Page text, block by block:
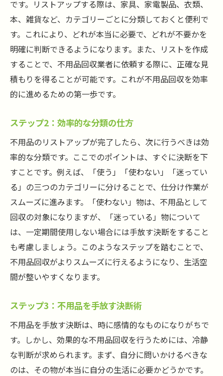
です。リストアップする際は、家具、家電製品、衣類、
本、雑貨など、カテゴリーごとに分類しておくと便利で
す。これにより、どれが本当に必要で、どれが不要かを
明確に判断できるようになります。また、リストを作成
することで、不用品回収業者に依頼する際に、正確な見
積もりを得ることが可能です。これが不用品回収を効率
的に進めるための第一歩です。
ステップ2：効率的な分類の仕方
不用品のリストアップが完了したら、次に行うべきは効
率的な分類です。ここでのポイントは、すぐに決断を下
すことです。例えば、「使う」「使わない」「迷ってい
る」の三つのカテゴリーに分けることで、仕分け作業が
スムーズに進みます。「使わない」物は、不用品として
回収の対象になりますが、「迷っている」物について
は、一定期間使用しない場合には手放す決断をすること
も考慮しましょう。このようなステップを踏むことで、
不用品回収がよりスムーズに行えるようになり、生活空
間が整いやすくなります。
ステップ3：不用品を手放す決断術
不用品を手放す決断は、時に感情的なものになりがちで
す。しかし、効果的な不用品回収を行うためには、冷静
な判断が求められます。まず、自分に問いかけるべきな
のは、その物が本当に自分の生活に必要かどうかです。